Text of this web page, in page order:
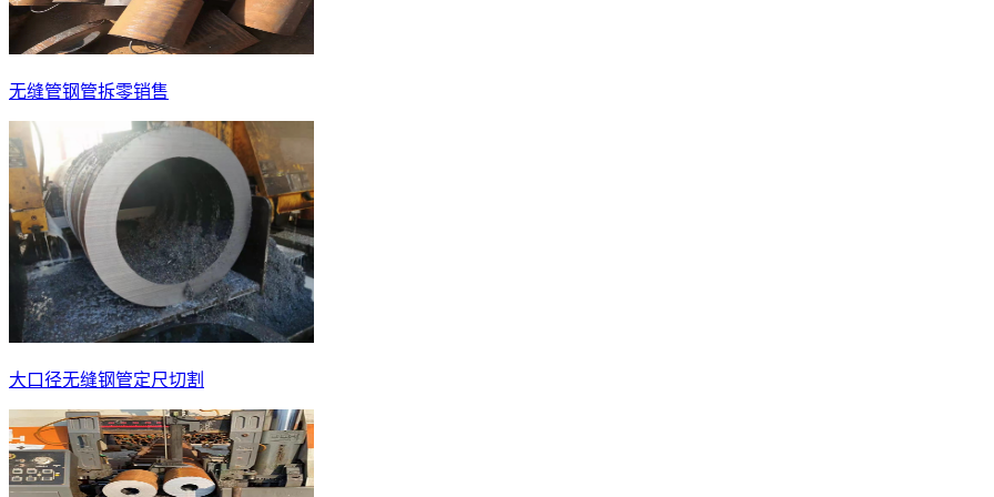
无缝管钢管拆零销售
大口径无缝钢管定尺切割